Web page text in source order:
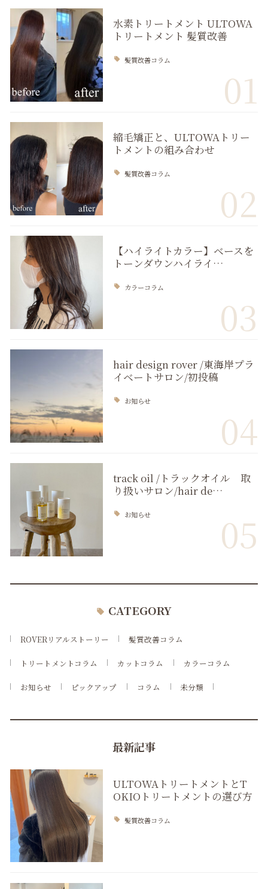
水素トリートメント ULTOWA
トリートメント 髪質改善
髪質改善コラム
01
縮毛矯正と、ULTOWAトリー
トメントの組み合わせ
髪質改善コラム
02
【ハイライトカラー】ベースを
トーンダウンハイライ…
カラーコラム
03
hair design rover /東海岸プラ
イベートサロン/初投稿
お知らせ
04
track oil /トラックオイル 取
り扱いサロン/hair de…
お知らせ 05
CATEGORY
ROVERリアルストーリー 髪質改善コラム
トリートメントコラム カットコラム カラーコラム
お知らせ ピックアップ コラム 未分類
最新記事
ULTOWAトリートメントとT
OKIOトリートメントの選び方
髪質改善コラム